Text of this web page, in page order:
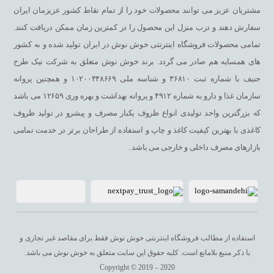
ابعاد بسته بندی و لیوان ها
ابعاد بسته بندی لیوان چای دار ماسالا 6 عددی به صورت 9 سانتی متر
ارتفاع، 15 سانتی متر عرض و 32 سانتی متر طول می باشد که ابعاد
لیوان داخل بسته به صورت 11 سانتی متر ارتفاع، 7.5 سانتی متر عرض
و 7.5 سانتی متر طول می باشد که حجم این لیوان ها 220 سی سی می
باشد که برای تهیه یک چای ماسالا تک نفره بسیار مناسب است.
همچنین 6 عدد قاشق 11 سانتی متری برای هم زدن محتویات لیوان و
بسته بندی موجود می باشد که برای جابجایی آسان می توانید از این
مشتریان عزیز می توانند محصولات خود را از تمام نقاط کشور عزیزمان ایران
سفارش دهند و درب منزل این محصول را در کمترین زمان ممکن دریافت کنند.
تمامی محصولات فروشگاه اینترنتی خوش نوش در ایران تولید شده و به کشور
های همسایه هم صادر می گردد. برند خوش نوش متعلق به شرکت نیک طرح
حنیف با شماره ثبت ۳۶۸۱۰ و شناسه ملی ۱۰۲۰۰۴۴۸۶۶۹ و همچنین پروانه
سازمان غذا و دارو به شماره ۴۹۱۲ و پروانه بهداشت و بهره وری ۱۲۶۵۹ می باشد
که بزرگترین واحد تولیدی انواع ظروف یکبار مصرف و پیشرو در تولید ظروف
کاغذی با بهترین کیفیت کاغذ و چاپ و استفاده از طراحان برتر در خدمت تمامی
بازارهای مصرف داخلی و خارجی می باشد .
استفاده از مطالب فروشگاه اینترنتی خوش نوش فقط برای مقاصد غیر تجاری و
با ذکر منبع بلامانع است. کلیه حقوق این سایت متعلق به خوش نوش می ‌باشد.
Copyright © 2019 – 2020